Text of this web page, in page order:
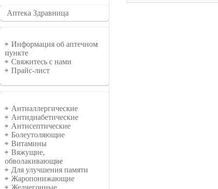
�������
Аптека Здравница
Информация
Информация об аптечном
пункте
Свяжитесь с нами
Прайс-лист
Группы
Антиаллергические
Антидиабетические
Антисептические
Болеутоляющие
Витамины
Вяжущие,
обволакивающие
Для улучшения памяти
Жаропонижающие